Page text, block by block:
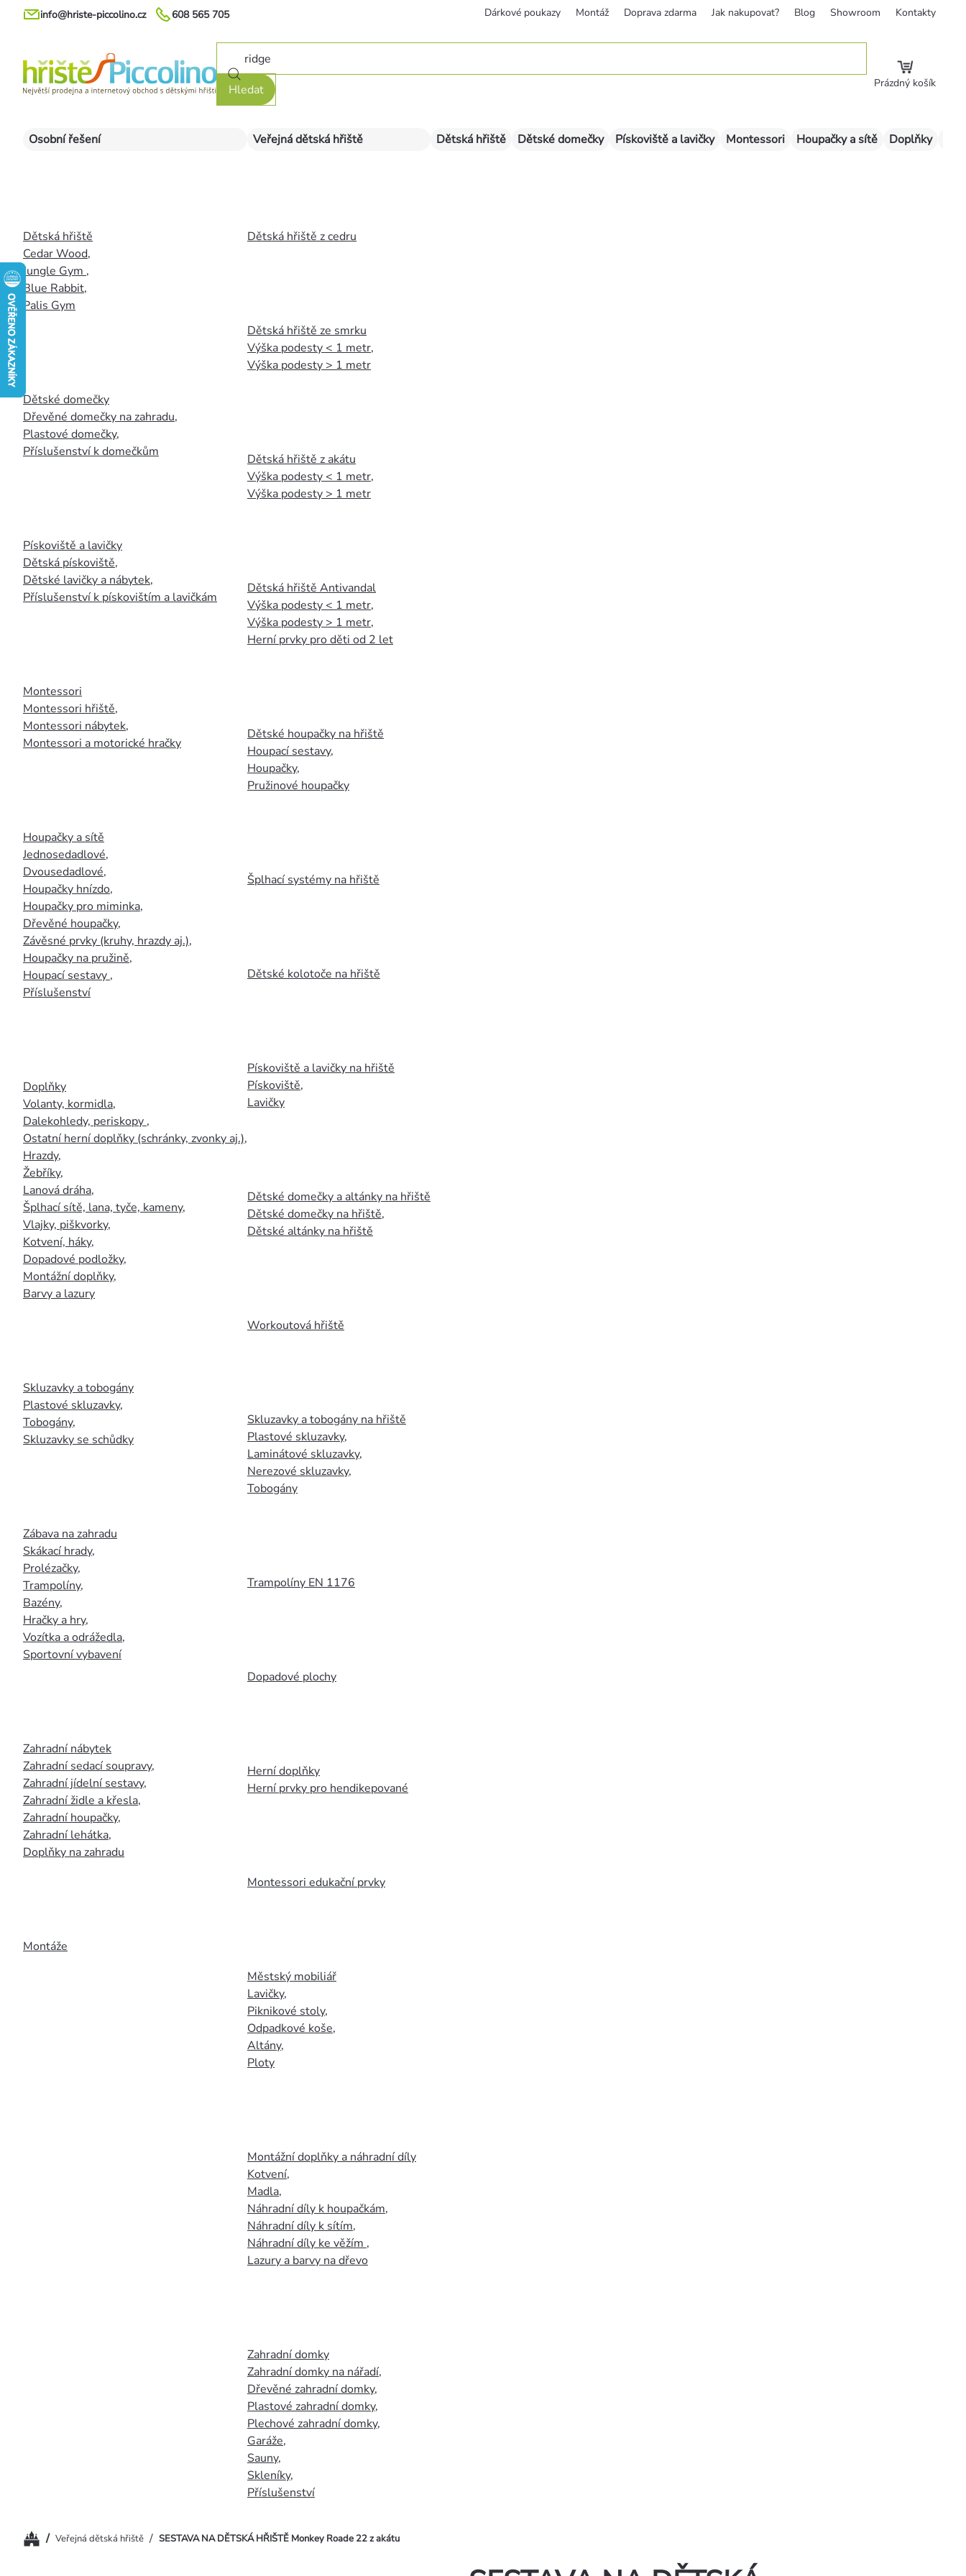
Přejít
608 565 705
info@hriste-piccolino.cz Dárkové poukazy Montáž Doprava zdarma Jak nakupovat? Blog Showroom Kontakty
Hledat Prázdný košík
Osobní řešení
Dětská hřiště
Cedar Wood,
Jungle Gym ,
Blue Rabbit,
Palis Gym
Dětské domečky
Dřevěné domečky na zahradu,
Plastové domečky,
Příslušenství k domečkům
Pískoviště a lavičky
Dětská pískoviště,
Dětské lavičky a nábytek,
Příslušenství k pískovištím a lavičkám
Montessori
Montessori hřiště,
Montessori nábytek,
Montessori a motorické hračky
Houpačky a sítě
Jednosedadlové,
Dvousedadlové,
Houpačky hnízdo,
Houpačky pro miminka,
Dřevěné houpačky,
Závěsné prvky (kruhy, hrazdy aj.),
Houpačky na pružině,
Houpací sestavy ,
Příslušenství
Doplňky
Volanty, kormidla,
Dalekohledy, periskopy ,
Ostatní herní doplňky (schránky, zvonky aj.),
Hrazdy,
Žebříky,
Lanová dráha,
Šplhací sítě, lana, tyče, kameny,
Vlajky, piškvorky,
Kotvení, háky,
Dopadové podložky,
Montážní doplňky,
Barvy a lazury
Skluzavky a tobogány
Plastové skluzavky,
Tobogány,
Skluzavky se schůdky
Zábava na zahradu
Skákací hrady,
Prolézačky,
Trampolíny,
Bazény,
Hračky a hry,
Vozítka a odrážedla,
Sportovní vybavení
Zahradní nábytek
Zahradní sedací soupravy,
Zahradní jídelní sestavy,
Zahradní židle a křesla,
Zahradní houpačky,
Zahradní lehátka,
Doplňky na zahradu
Montáže
Veřejná dětská hřiště
Dětská hřiště z cedru
Dětská hřiště ze smrku
Výška podesty < 1 metr,
Výška podesty > 1 metr
Dětská hřiště z akátu
Výška podesty < 1 metr,
Výška podesty > 1 metr
Dětská hřiště Antivandal
Výška podesty < 1 metr,
Výška podesty > 1 metr,
Herní prvky pro děti od 2 let
Dětské houpačky na hřiště
Houpací sestavy,
Houpačky,
Pružinové houpačky
Šplhací systémy na hřiště
Dětské kolotoče na hřiště
Pískoviště a lavičky na hřiště
Pískoviště,
Lavičky
Dětské domečky a altánky na hřiště
Dětské domečky na hřiště,
Dětské altánky na hřiště
Workoutová hřiště
Skluzavky a tobogány na hřiště
Plastové skluzavky,
Laminátové skluzavky,
Nerezové skluzavky,
Tobogány
Trampolíny EN 1176
Dopadové plochy
Herní doplňky
Herní prvky pro hendikepované
Montessori edukační prvky
Městský mobiliář
Lavičky,
Piknikové stoly,
Odpadkové koše,
Altány,
Ploty
Montážní doplňky a náhradní díly
Kotvení,
Madla,
Náhradní díly k houpačkám,
Náhradní díly k sítím,
Náhradní díly ke věžím ,
Lazury a barvy na dřevo
Zahradní domky
Zahradní domky na nářadí,
Dřevěné zahradní domky,
Plastové zahradní domky,
Plechové zahradní domky,
Garáže,
Sauny,
Skleníky,
Příslušenství
Dětská hřiště Dětské domečky Pískoviště a lavičky Montessori Houpačky a sítě Doplňky
Domů/ Veřejná dětská hřiště / SESTAVA NA DĚTSKÁ HŘIŠTĚ Monkey Roade 22 z akátu